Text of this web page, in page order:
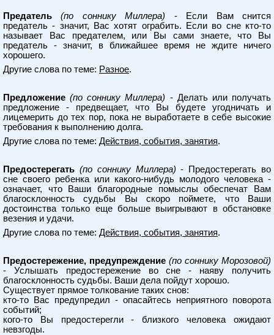
Предатель (по соннику Миллера) - Если Вам снится
предатель - значит, Вас хотят ограбить. Если во сне кто-то
называет Вас предателем, или Вы сами знаете, что Вы
предатель - значит, в ближайшее время не ждите ничего
хорошего.
Другие слова по теме: Разное.
Предложение (по соннику Миллера) - Делать или получать
предложение - предвещает, что Вы будете угодничать и
лицемерить до тех пор, пока не выработаете в себе высокие
требования к выполнению долга.
Другие слова по теме: Действия, события, занятия.
Предостерегать (по соннику Миллера) - Предостерегать во
сне своего ребенка или какого-нибудь молодого человека -
означает, что Ваши благородные помыслы обеспечат Вам
благосклонность судьбы Вы скоро поймете, что Ваши
достоинства только еще больше выигрывают в обстановке
везения и удачи.
Другие слова по теме: Действия, события, занятия.
Предостережение, предупреждение (по соннику Морозовой)
- Услышать предостережение во сне - наяву получить
благосклонность судьбы. Ваши дела пойдут хорошо.
Существует прямое толкование таких снов:
кто-то Вас предупредил - опасайтесь неприятного поворота
событий;
кого-то Вы предостерегли - близкого человека ожидают
невзгоды.